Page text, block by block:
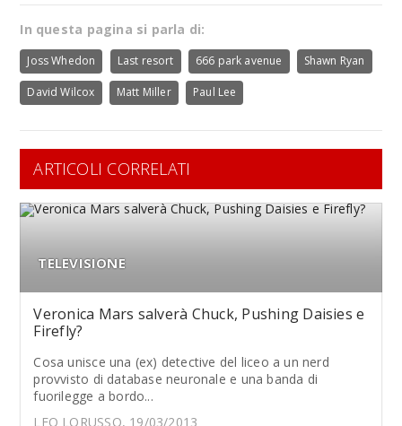
In questa pagina si parla di:
Joss Whedon Last resort 666 park avenue Shawn Ryan
David Wilcox Matt Miller Paul Lee
ARTICOLI CORRELATI
TELEVISIONE
Veronica Mars salverà Chuck, Pushing Daisies e
Firefly?
Cosa unisce una (ex) detective del liceo a un nerd
provvisto di database neuronale e una banda di
fuorilegge a bordo...
LEO LORUSSO, 19/03/2013